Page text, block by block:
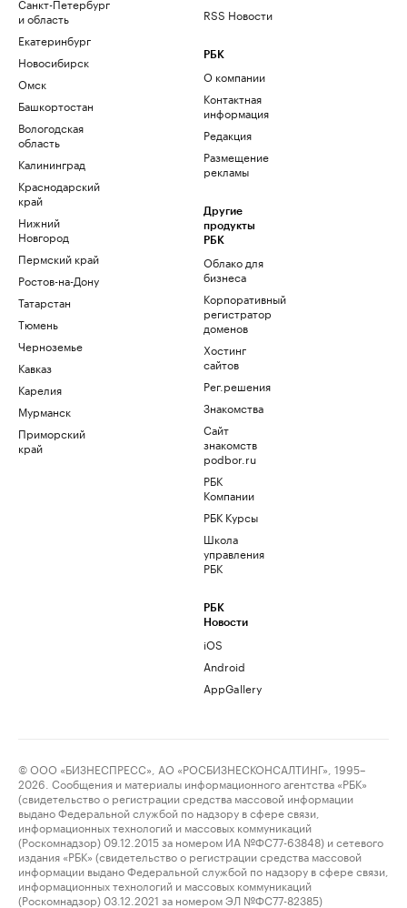
и область
Екатеринбург
Новосибирск
Омск
Башкортостан
Вологодская
область
Калининград
Краснодарский
край
Нижний
Новгород
Пермский край
Ростов-на-Дону
Татарстан
Тюмень
Черноземье
Кавказ
Карелия
Мурманск
Приморский
край
RSS Новости
РБК
О компании
Контактная
информация
Редакция
Размещение
рекламы
Другие
продукты
РБК
Облако для
бизнеса
Корпоративный
регистратор
доменов
Хостинг
сайтов
Рег.решения
Знакомства
Сайт
знакомств
podbor.ru
РБК
Компании
РБК Курсы
Школа
управления
РБК
РБК
Новости
iOS
Android
AppGallery
© ООО «БИЗНЕСПРЕСС», АО «РОСБИЗНЕСКОНСАЛТИНГ», 1995–
2026. Сообщения и материалы информационного агентства «РБК»
(свидетельство о регистрации средства массовой информации
выдано Федеральной службой по надзору в сфере связи,
информационных технологий и массовых коммуникаций
(Роскомнадзор) 09.12.2015 за номером ИА №ФС77-63848) и сетевого
издания «РБК» (свидетельство о регистрации средства массовой
информации выдано Федеральной службой по надзору в сфере связи,
информационных технологий и массовых коммуникаций
(Роскомнадзор) 03.12.2021 за номером ЭЛ №ФС77-82385)